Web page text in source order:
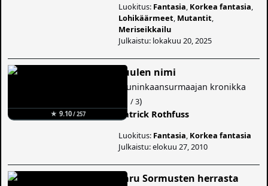
Luokitus: Fantasia Korkea fantasia
Lohikäärmeet Mutantit
Meriseikkailu
Julkaistu: lokakuu 20, 2025
★ 9.10/ 257
Tuulen nimi
Kuninkaansurmaajan kronikka
/ 3)
Patrick Rothfuss
Luokitus: Fantasia Korkea fantasia
Julkaistu: elokuu 27, 2010
Taru Sormusten herrasta